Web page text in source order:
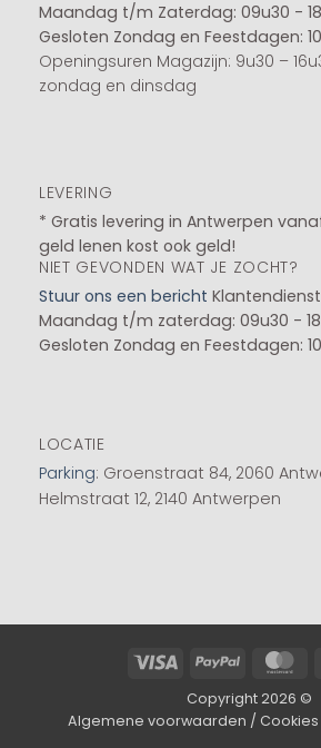
Maandag t/m Zaterdag: 09u30 -
Gesloten Zondag en Feestdagen:
Openingsuren Magazijn: 9u30 –
zondag en dinsdag
LEVERING
* Gratis levering in Antwerpen
geld lenen kost ook geld!
NIET GEVONDEN WAT JE ZOCHT?
Stuur ons een bericht
Maandag t/m zaterdag: 09u30 -
Gesloten Zondag en Feestdagen:
LOCATIE
Parking: Groenstraat 84, 2060
Helmstraat 12, 2140 Antwerpen
Visa PayPal
Copyright 2026 ©
Algemene voorwaarden / Cookies